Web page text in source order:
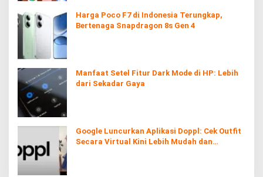
Harga Poco F7 di Indonesia Terungkap,
Bertenaga Snapdragon 8s Gen 4
Manfaat Setel Fitur Dark Mode di HP: Lebih
dari Sekadar Gaya
Google Luncurkan Aplikasi Doppl: Cek Outfit
Secara Virtual Kini Lebih Mudah dan